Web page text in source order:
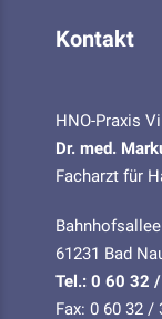
Kontakt
HNO-Praxis
Dr. med.
Facharzt für
61231 Bad
Tel.: 0 60 32
Fax: 0 60 32 /